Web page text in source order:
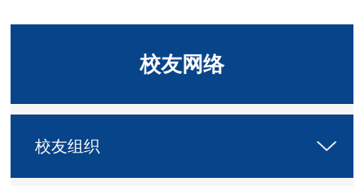
校友网络
校友组织